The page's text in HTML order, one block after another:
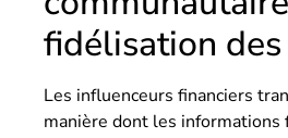
fidélisation
Les influenceurs financiers
manière dont les informations